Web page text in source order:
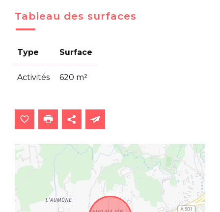
Tableau des surfaces
Type Surface
Activités 620 m²